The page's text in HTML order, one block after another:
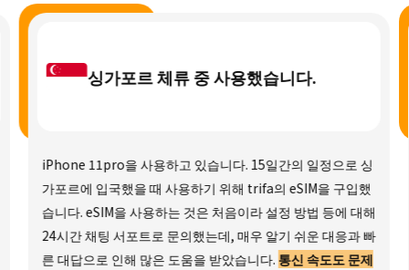
싱가포르 체류 중 사용했습니다.
iPhone 11pro을 사용하고 있습니다. 15일간의 일정으로 싱
가포르에 입국했을 때 사용하기 위해 trifa의 eSIM을 구입했
습니다. eSIM을 사용하는 것은 처음이라 설정 방법 등에 대해
24시간 채팅 서포트로 문의했는데, 매우 알기 쉬운 대응과 빠
른 대답으로 인해 많은 도움을 받았습니다. 통신 속도도 문제